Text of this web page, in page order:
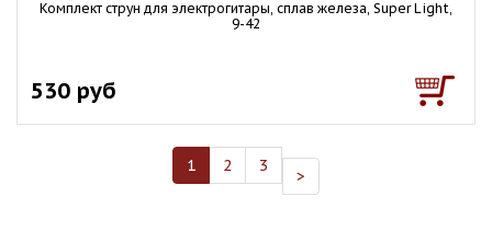
Комплект струн для электрогитары, сплав железа, Super Light,
9-42
530 руб
1 2 3
>